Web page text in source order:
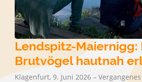
Lendspitz-Maiernigg:
Brutvögel hautnah
Klagenfurt, 9. Juni 2026 –